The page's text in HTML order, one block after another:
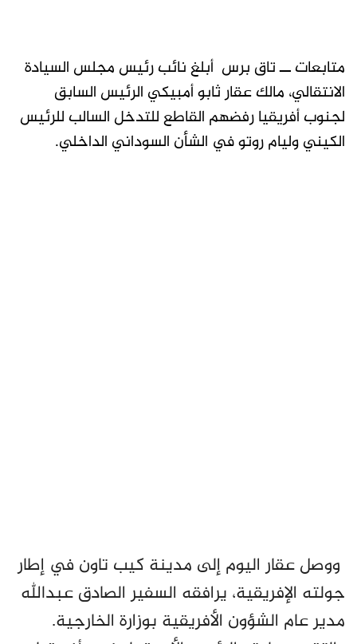
متابعات ــ تاق برس أبلغ نائب رئيس مجلس السيادة
الانتقالي، مالك عقار ثابو أمبيكي الرئيس السابق
لجنوب أفريقيا رفضهم القاطع للتدخل السالب للرئيس
الكيني وليام روتو في الشأن السوداني الداخلي.
ووصل عقار اليوم إلى مدينة كيب تاون في إطار
جولته الإفريقية، يرافقه السفير الصادق عبدالله
مدير عام الشؤون الأفريقية بوزارة الخارجية.